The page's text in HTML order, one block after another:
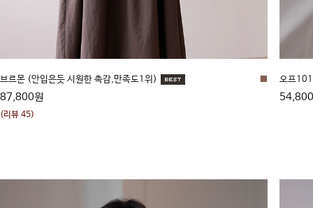
브르몬 (안입은듯 시원한 촉감,만족도1위)
87,800원
(리뷰 45)
오프101